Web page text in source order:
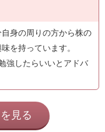
身の周りの方から株の
を持っています。
強したらいいとアドバ
見る